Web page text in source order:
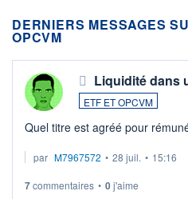
DERNIERS MESSAGES
OPCVM
Liquidité dans
ETF ET OPCVM
Quel titre est agréé pour
par M7967572 • 28 juil. • 15:16
7commentaires • 0j'aime